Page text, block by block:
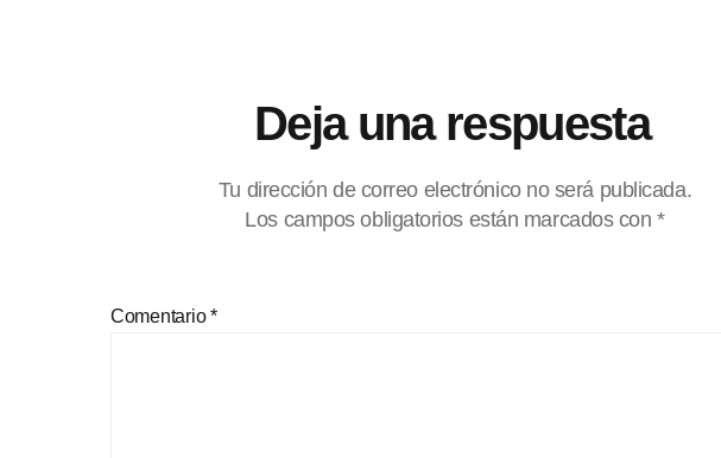
Deja una respuesta
Tu dirección de correo electrónico no será publicada.
Los campos obligatorios están marcados con*
Comentario*